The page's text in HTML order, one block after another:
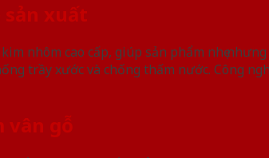
sản xuất
nhôm cao cấp, giúp sản phẩm nhẹ
trầy xước và chống thấm nước. Công
vân gỗ